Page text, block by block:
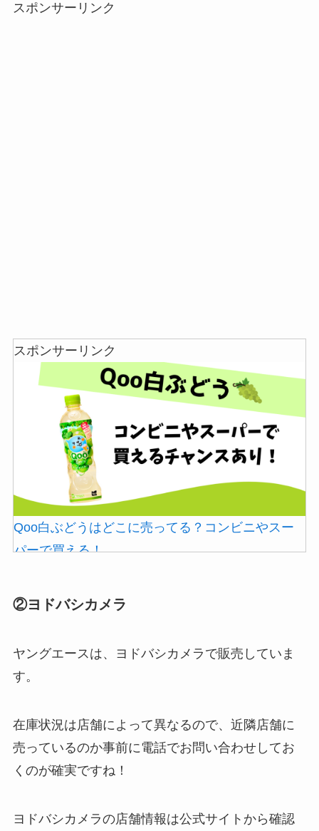
スポンサーリンク
スポンサーリンク
Qoo白ぶどうはどこに売ってる？コンビニやスー
パーで買える！
ストレッチポールはどこで買える？取扱店は100均
やニトリ？
②ヨドバシカメラ
ヤングエースは、ヨドバシカメラで販売していま
す。
在庫状況は店舗によって異なるので、近隣店舗に
売っているのか事前に電話でお問い合わせしてお
くのが確実ですね！
ヨドバシカメラの店舗情報は公式サイトから確認